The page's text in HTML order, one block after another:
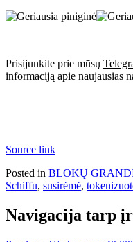
Prisijunkite prie mūsų
informaciją apie naujausias
Source link
Posted in BLOKŲ
Schiffu, susirėmė,
Navigacija tarp